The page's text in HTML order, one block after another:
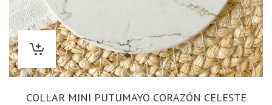
COLLAR MINI PUTUMAYO CORAZÓN CELESTE